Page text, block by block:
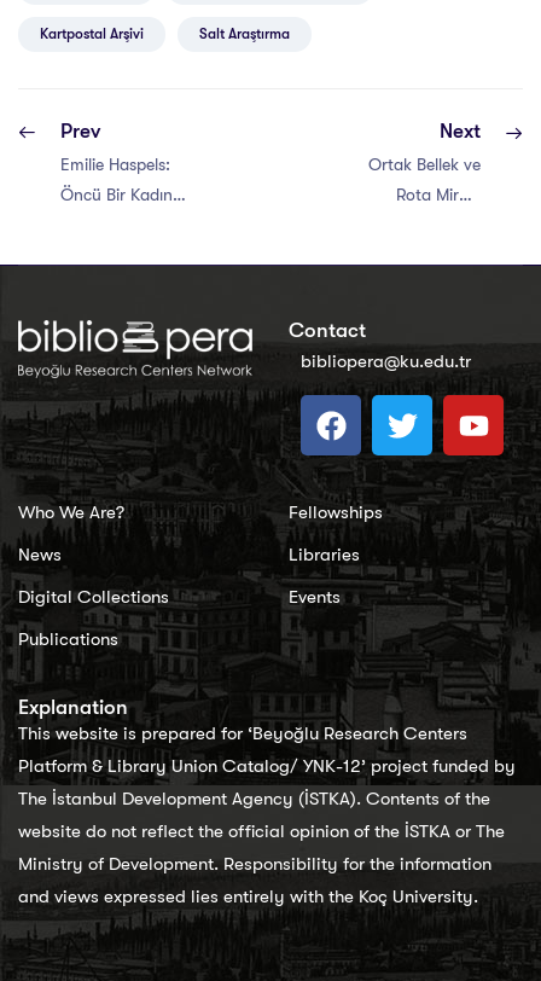
Kartpostal Arşivi Salt Araştırma
Prev
Emilie Haspels:
Öncü Bir Kadın
Next
Ortak Bellek ve
Rota Miras:
Contact
bibliopera@ku.edu.tr
Who We Are?
News
Digital Collections
Publications
Fellowships
Libraries
Events
Explanation
This website is prepared for ‘Beyoğlu Research Centers
Platform & Library Union Catalog/ YNK-12’ project funded by
The İstanbul Development Agency (İSTKA). Contents of the
website do not reflect the official opinion of the İSTKA or The
Ministry of Development. Responsibility for the information
and views expressed lies entirely with the Koç University.